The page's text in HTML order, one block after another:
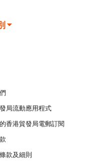
局流動應用程式
香港貿發局電郵訂閱
款及細則